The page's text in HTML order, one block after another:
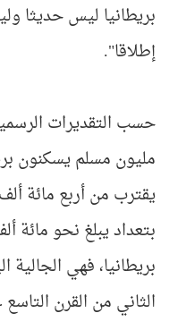
بريطانيا ليس حديثا
إطلاقا".
حسب التقديرات
مليون مسلم يسكنون
يقترب من أربع مائة
بتعداد يبلغ نحو مائة
بريطانيا، فهي
الثاني من القرن